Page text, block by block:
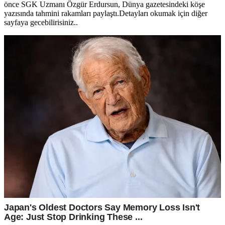
önce SGK Uzmanı Özgür Erdursun, Dünya gazetesindeki köşe
yazısında tahmini rakamları paylaştı.Detayları okumak için diğer
sayfaya gecebilirisiniz..